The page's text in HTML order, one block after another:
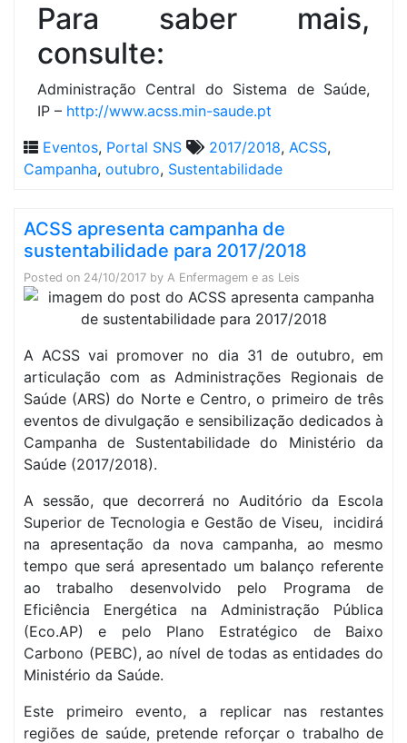
Para saber mais,
consulte:
Administração Central do Sistema de Saúde,
IP – http://www.acss.min-saude.pt
Eventos, Portal SNS 2017/2018, ACSS,
Campanha, outubro, Sustentabilidade
ACSS apresenta campanha de
sustentabilidade para 2017/2018
Posted on 24/10/2017 by A Enfermagem e as Leis
A ACSS vai promover no dia 31 de outubro, em
articulação com as Administrações Regionais de
Saúde (ARS) do Norte e Centro, o primeiro de três
eventos de divulgação e sensibilização dedicados à
Campanha de Sustentabilidade do Ministério da
Saúde (2017/2018).
A sessão, que decorrerá no Auditório da Escola
Superior de Tecnologia e Gestão de Viseu, incidirá
na apresentação da nova campanha, ao mesmo
tempo que será apresentado um balanço referente
ao trabalho desenvolvido pelo Programa de
Eficiência Energética na Administração Pública
(Eco.AP) e pelo Plano Estratégico de Baixo
Carbono (PEBC), ao nível de todas as entidades do
Ministério da Saúde.
Este primeiro evento, a replicar nas restantes
regiões de saúde, pretende reforçar o trabalho de